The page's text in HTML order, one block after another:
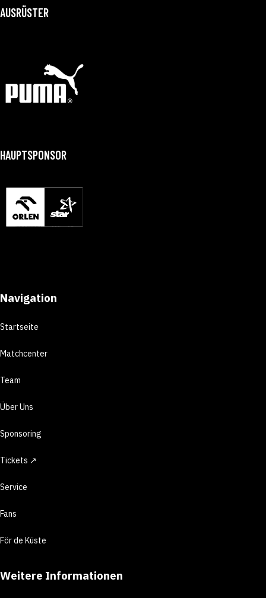
AUSRÜSTER
HAUPTSPONSOR
Navigation
Startseite
Matchcenter
Team
Über Uns
Sponsoring
Tickets ↗
Service
Fans
För de Küste
Weitere Informationen